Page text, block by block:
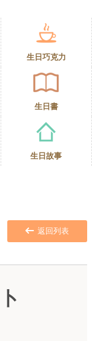
生日巧克力
生日書
生日故事
返回列表